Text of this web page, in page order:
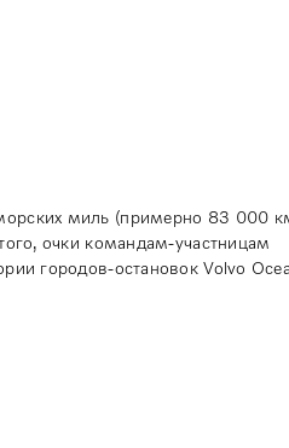
миль (примерно 83 000
очки командам-участницам
городов-остановок Volvo